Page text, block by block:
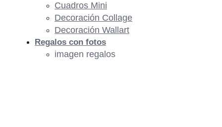
Cuadros Mini
Decoración Collage
Decoración Wallart
Regalos con fotos
imagen regalos